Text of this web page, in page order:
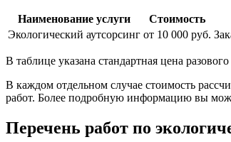
Наименование услуги
Стоимость
Экологический аутсорсинг от 10 000 руб.
В таблице указана стандартная цена
В каждом отдельном случае стоимость
работ. Более подробную информацию вы
Перечень работ по